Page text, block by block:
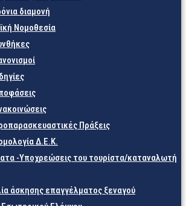
διαμονή
Νομοθεσία
Πράξεις
Δ.Ε.Κ.
-Υποχρεώσεις του τουρίστα/καταναλωτή
άσκησης επαγγέλματος ξεναγού